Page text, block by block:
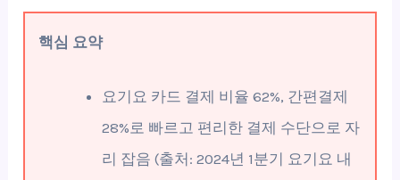
핵심 요약
요기요 카드 결제 비율 62%, 간편결제
28%로 빠르고 편리한 결제 수단으로 자
리 잡음 (출처: 2024년 1분기 요기요 내